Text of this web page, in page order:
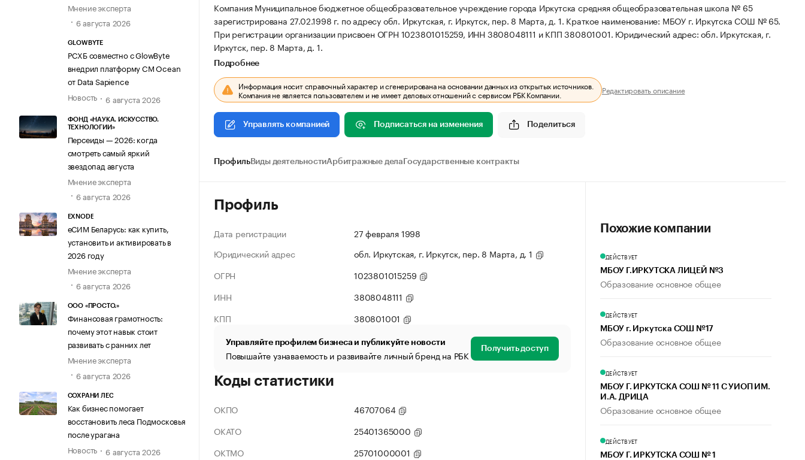
Мнение эксперта
6 августа 2026
GLOWBYTE
РСХБ совместно с GlowByte
внедрил платформу CM Ocean
от Data Sapience
Новость
6 августа 2026
ФОНД «НАУКА. ИСКУССТВО.
ТЕХНОЛОГИИ»
Персеиды — 2026: когда
смотреть самый яркий
звездопад августа
Мнение эксперта
6 августа 2026
EXNODE
еСИМ Беларусь: как купить,
установить и активировать в
2026 году
Мнение эксперта
6 августа 2026
ООО «ПРОСТО.»
Финансовая грамотность:
почему этот навык стоит
развивать с ранних лет
Мнение эксперта
6 августа 2026
СОХРАНИ ЛЕС
Как бизнес помогает
восстановить леса Подмосковья
после урагана
Новость
6 августа 2026
Компания Муниципальное бюджетное общеобразовательное учреждение города Иркутска средняя общеобразовательная школа № 65
зарегистрирована 27.02.1998 г. по адресу обл. Иркутская, г. Иркутск, пер. 8 Марта, д. 1. Краткое наименование: МБОУ г. Иркутска СОШ № 65.
При регистрации организации присвоен ОГРН 1023801015259, ИНН 3808048111 и КПП 380801001. Юридический адрес: обл. Иркутская, г.
Иркутск, пер. 8 Марта, д. 1.
Подробнее
Информация носит справочный характер и сгенерирована на основании данных из открытых источников.
Компания не является пользователем и не имеет деловых отношений с сервисом РБК Компании. Редактировать описание
Управлять компанией Подписаться на изменения Поделиться
ПрофильВиды деятельностиАрбитражные дела Государственные контракты
Профиль
Дата регистрации
27 февраля 1998
Юридический адрес
обл. Иркутская, г. Иркутск, пер. 8 Марта, д. 1
ОГРН
1023801015259
ИНН
3808048111
КПП
380801001
Управляйте профилем бизнеса и публикуйте новости
Повышайте узнаваемость и развивайте личный бренд на РБК Получить доступ
Коды статистики
ОКПО
46707064
ОКАТО
25401365000
ОКТМО
25701000001
Похожие компании
ДЕЙСТВУЕТ
МБОУ Г.ИРКУТСКА ЛИЦЕЙ №3
Образование основное общее
ДЕЙСТВУЕТ
МБОУ г. Иркутска СОШ №17
Образование основное общее
ДЕЙСТВУЕТ
МБОУ Г. ИРКУТСКА СОШ № 11 С УИОП ИМ.
И.А. ДРИЦА
Образование основное общее
ДЕЙСТВУЕТ
МБОУ Г. ИРКУТСКА СОШ № 1